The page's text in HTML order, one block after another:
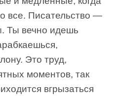
все. Писательство —
Ты вечно идешь
Это труд,
моментов, так
вгрызаться